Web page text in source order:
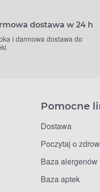
dostawa w 24 h
i darmowa dostawa do
Pomocne
Dostawa
Poczytaj o
Baza alergenów
Baza aptek